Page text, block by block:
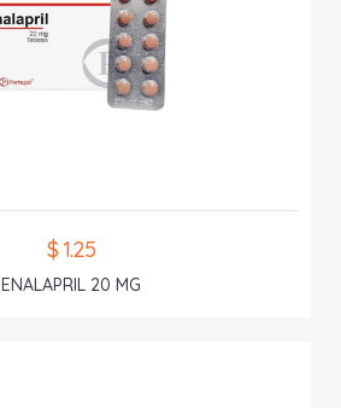
$ 1.25
ENALAPRIL 20 MG